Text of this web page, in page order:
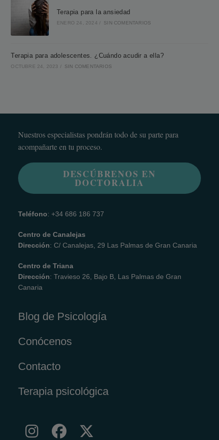
Terapia para la ansiedad
ENERO 24, 2024 / SIN COMENTARIOS
Terapia para adolescentes. ¿Cuándo acudir a ella?
OCTUBRE 24, 2023 / SIN COMENTARIOS
Nuestros especialistas pondrán todo de su parte para
acompañarte en tu proceso.
DESCÚBRENOS EN
DOCTORALIA
Teléfono: +34 686 186 737
Centro de Canalejas
Dirección: C/ Canalejas, 29 Las Palmas de Gran Canaria
Centro de Triana
Dirección: Travieso 26, Bajo B, Las Palmas de Gran
Canaria
Blog de Psicología
Conócenos
Contacto
Terapia psicológica